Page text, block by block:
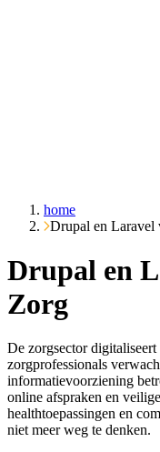
home
Drupal en Laravel
Drupal en
Zorg
De zorgsector
zorgprofessionals
informatievoorziening
online afspraken en
healthtoepassingen en
niet meer weg te denken.